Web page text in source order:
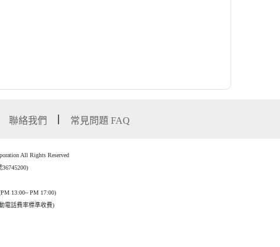
聯絡我們 常見問題 FAQ
All Rights Reserved
M 13:00~ PM 17:00)
電話費率標準收費)